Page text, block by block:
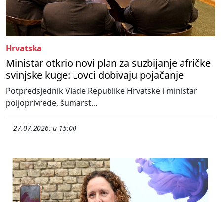
Hrvatska
Ministar otkrio novi plan za suzbijanje afričke
svinjske kuge: Lovci dobivaju pojačanje
Potpredsjednik Vlade Republike Hrvatske i ministar
poljoprivrede, šumarst...
27.07.2026. u 15:00